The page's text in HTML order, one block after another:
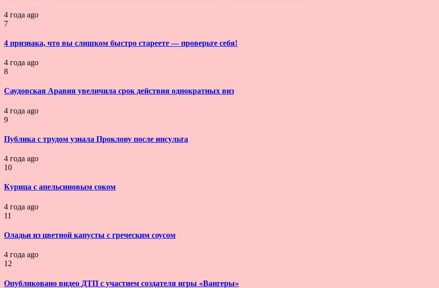
4 года ago
7
4 признака, что вы слишком быстро стареете — проверьте себя!
4 года ago
8
Саудовская Аравия увеличила срок действия однократных виз
4 года ago
9
Публика с трудом узнала Проклову после инсульта
4 года ago
10
Курица с апельсиновым соком
4 года ago
11
Оладьи из цветной капусты с греческим соусом
4 года ago
12
Опубликовано видео ДТП с участием создателя игры «Вангеры»